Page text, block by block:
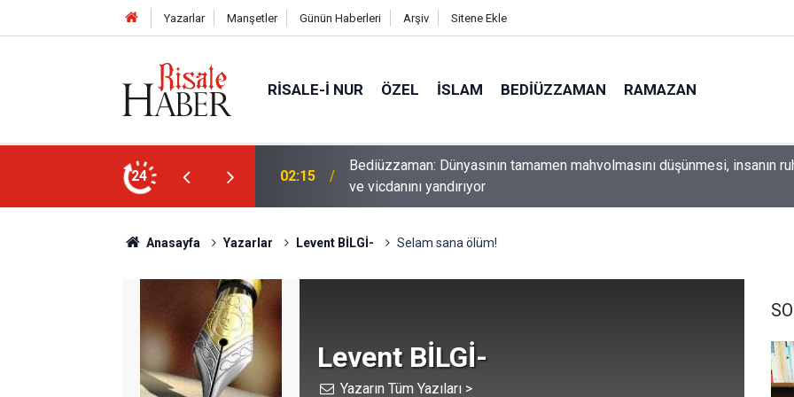
Yazarlar Manşetler Günün Haberleri Arşiv Sitene Ekle
RISALE-I NUR ÖZEL İSLAM BEDIÜZZAMAN RAMAZAN
24
mahvolmasını düşünmesi, insanın ruhunu
01:45 Paçalarını yerde sürünmeyecek şekilde yukarıda tut
Anasayfa Yazarlar Levent BİLGİ- Selam sana ölüm!
Levent BİLGİ-
Yazarın Tüm Yazıları >